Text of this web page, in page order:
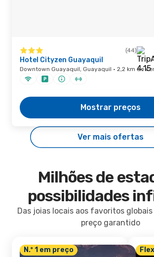
(44)
Hotel Cityzen Guayaquil
Downtown Guayaquil, Guayaquil · 2,2 km de
Mostrar preços
Ver mais ofertas
Milhões de
possibilidades
Das joias locais aos favoritos
preço garantido
N.º 1 em preço